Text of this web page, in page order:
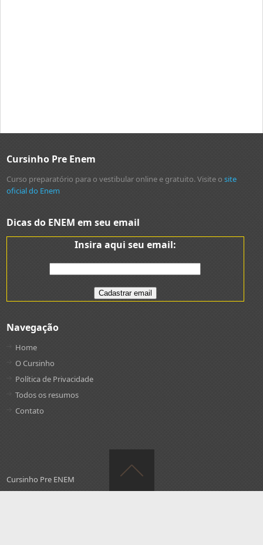
Cursinho Pre Enem
Curso preparatório para o vestibular online e gratuito. Visite osite
oficial do Enem
Dicas do ENEM em seu email
Insira aqui seu email:
Navegação
Home
O Cursinho
Política de Privacidade
Todos os resumos
Contato
Cursinho Pre ENEM